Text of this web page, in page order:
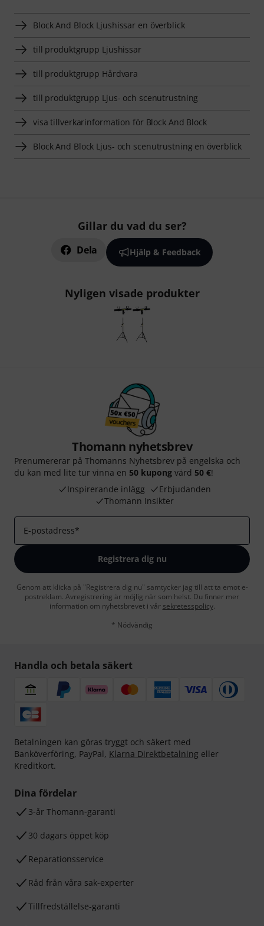
Block And Block Ljushissar en överblick
till produktgrupp Ljushissar
till produktgrupp Hårdvara
till produktgrupp Ljus- och scenutrustning
visa tillverkarinformation för Block And Block
Block And Block Ljus- och scenutrustning en överblick
Gillar du vad du ser?
Dela Hjälp & Feedback
Nyligen visade produkter
Thomann nyhetsbrev
Prenumererar på Thomanns Nyhetsbrev på engelska och
du kan med lite tur vinna en 50 kupong värd 50 €!
Inspirerande inlägg
Erbjudanden
Thomann Insikter
E-postadress*
Registrera dig nu
Genom att klicka på "Registrera dig nu" samtycker jag till att ta emot e-
postreklam. Avregistrering är möjlig när som helst. Du finner mer
information om nyhetsbrevet i vår sekretesspolicy.
* Nödvändig
Handla och betala säkert
Betalningen kan göras tryggt och säkert med
Banköverföring, PayPal, Klarna Direktbetalning eller
Kreditkort.
Dina fördelar
3-år Thomann-garanti
30 dagars öppet köp
Reparationsservice
Råd från våra sak-experter
Tillfredställelse-garanti